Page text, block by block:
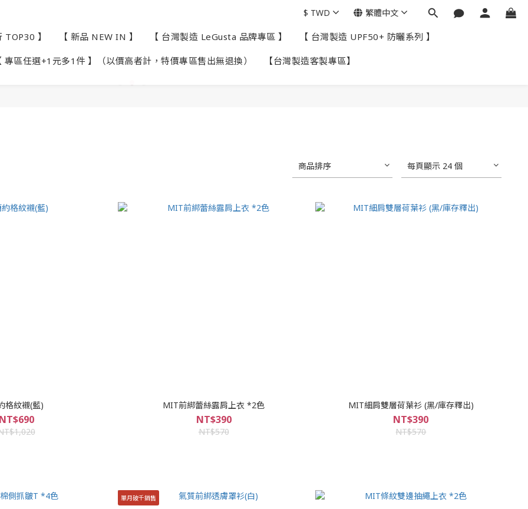
】 【 新品 NEW IN 】 【 台灣製造 LeGusta 品牌專區 】 【 台灣製造 UPF50+ 防曬系列 】
專區任選+1元多1件 】（以價高者計，特價專區售出無退換） 【台灣製造客製專區】
$ TWD 繁體中文
商品排序 每頁顯示 24 個
格紋襯(藍) MIT前綁蕾絲露肩上衣 *2色
NT$390
NT$570
MIT細肩雙層荷葉衫 (黑/庫存釋出)
NT$390
NT$570
單月破千銷售